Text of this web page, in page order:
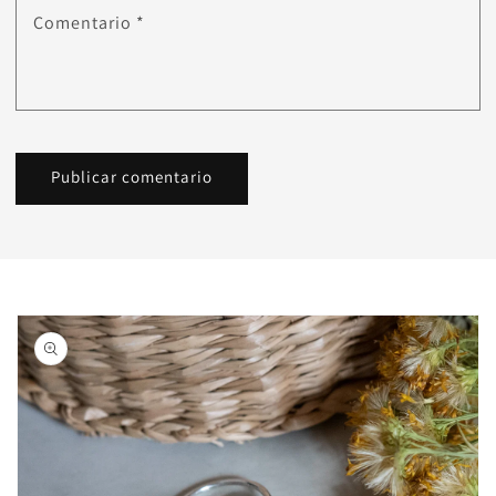
Comentario *
directamente
a la
información
del producto